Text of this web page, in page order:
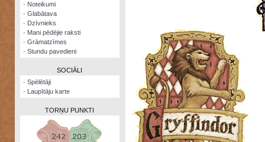
Visatcera
almanahs
Arhīvs
· Noteikumi
·Glabātava
· Dzīvnieks
· Mani pēdējie raksti
·Grāmatzīmes
·Stundu pavedieni
SOCIĀLI
·Spēlētāji
· Laupītāju karte
TORŅU PUNKTI